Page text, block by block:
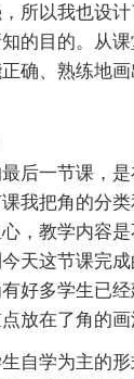
所以我也设
的目的。从
确、熟练地
后一节课，
我把角的分
，教学内容
天这节课完
好多学生已
放在了角的画
自学为主的